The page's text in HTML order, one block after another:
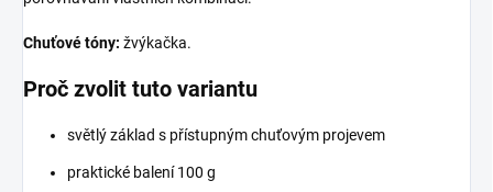
Chuťové tóny: žvýkačka.
Proč zvolit tuto variantu
světlý základ s přístupným chuťovým projevem
praktické balení 100 g